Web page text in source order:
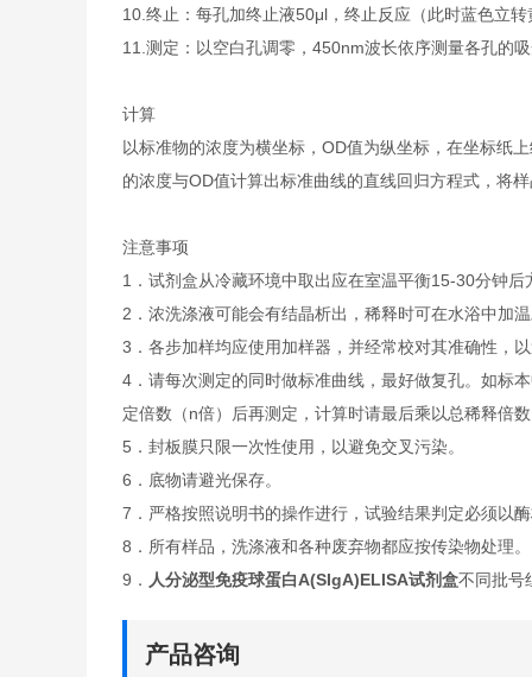
10.终止：每孔加终止液50μl，终止反应（此时蓝色立转
11.测定：以空白孔调零，450nm波长依序测量各孔的
计算
以标准物的浓度为横坐标，OD值为纵坐标，在坐标纸
的浓度与OD值计算出标准曲线的直线回归方程式，将
注意事项
1．试剂盒从冷藏环境中取出应在室温平衡15-30分钟
2．浓洗涤液可能会有结晶析出，稀释时可在水浴中加
3．各步加样均应使用加样器，并经常校对其准确性，
4．请每次测定的同时做标准曲线，最好做复孔。如标
定倍数（n倍）后再测定，计算时请最后乘以总稀释倍
5．封板膜只限一次性使用，以避免交叉污染。
6．底物请避光保存。
7．严格按照说明书的操作进行，试验结果判定必须以
8．所有样品，洗涤液和各种废弃物都应按传染物处理。
9． 人分泌型免疫球蛋白A(SIgA)ELISA试剂盒不同批号
产品咨询